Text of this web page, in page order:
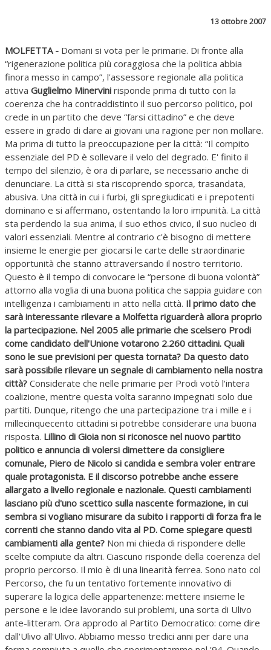
13 ottobre 2007
MOLFETTA - Domani si vota per le primarie. Di fronte alla
“rigenerazione politica più coraggiosa che la politica abbia
finora messo in campo”, l'assessore regionale alla politica
attiva Guglielmo Minervini risponde prima di tutto con la
coerenza che ha contraddistinto il suo percorso politico, poi
crede in un partito che deve “farsi cittadino” e che deve
essere in grado di dare ai giovani una ragione per non mollare.
Ma prima di tutto la preoccupazione per la città: “Il compito
essenziale del PD è sollevare il velo del degrado. E' finito il
tempo del silenzio, è ora di parlare, se necessario anche di
denunciare. La città si sta riscoprendo sporca, trasandata,
abusiva. Una città in cui i furbi, gli spregiudicati e i prepotenti
dominano e si affermano, ostentando la loro impunità. La città
sta perdendo la sua anima, il suo ethos civico, il suo nucleo di
valori essenziali. Mentre al contrario c'è bisogno di mettere
insieme le energie per giocarsi le carte delle straordinarie
opportunità che stanno attraversando il nostro territorio.
Questo è il tempo di convocare le “persone di buona volontà”
attorno alla voglia di una buona politica che sappia guidare con
intelligenza i cambiamenti in atto nella città. Il primo dato che
sarà interessante rilevare a Molfetta riguarderà allora proprio
la partecipazione. Nel 2005 alle primarie che scelsero Prodi
come candidato dell'Unione votarono 2.260 cittadini. Quali
sono le sue previsioni per questa tornata? Da questo dato
sarà possibile rilevare un segnale di cambiamento nella nostra
città? Considerate che nelle primarie per Prodi votò l'intera
coalizione, mentre questa volta saranno impegnati solo due
partiti. Dunque, ritengo che una partecipazione tra i mille e i
millecinquecento cittadini si potrebbe considerare una buona
risposta. Lillino di Gioia non si riconosce nel nuovo partito
politico e annuncia di volersi dimettere da consigliere
comunale, Piero de Nicolo si candida e sembra voler entrare
quale protagonista. E il discorso potrebbe anche essere
allargato a livello regionale e nazionale. Questi cambiamenti
lasciano più d'uno scettico sulla nascente formazione, in cui
sembra si vogliano misurare da subito i rapporti di forza fra le
correnti che stanno dando vita al PD. Come spiegare questi
cambiamenti alla gente? Non mi chieda di rispondere delle
scelte compiute da altri. Ciascuno risponde della coerenza del
proprio percorso. Il mio è di una linearità ferrea. Sono nato col
Percorso, che fu un tentativo fortemente innovativo di
superare la logica delle appartenenze: mettere insieme le
persone e le idee lavorando sui problemi, una sorta di Ulivo
ante-litteram. Ora approdo al Partito Democratico: come dire
dall'Ulivo all'Ulivo. Abbiamo messo tredici anni per dare una